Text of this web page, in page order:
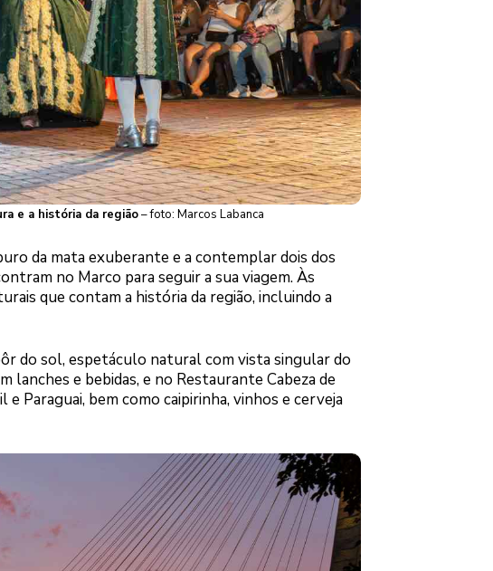
e a história da região– foto: Marcos Labanca
da mata exuberante e a contemplar dois dos
no Marco para seguir a sua viagem. Às
que contam a história da região, incluindo a
do sol, espetáculo natural com vista singular do
lanches e bebidas, e no Restaurante Cabeza de
Paraguai, bem como caipirinha, vinhos e cerveja